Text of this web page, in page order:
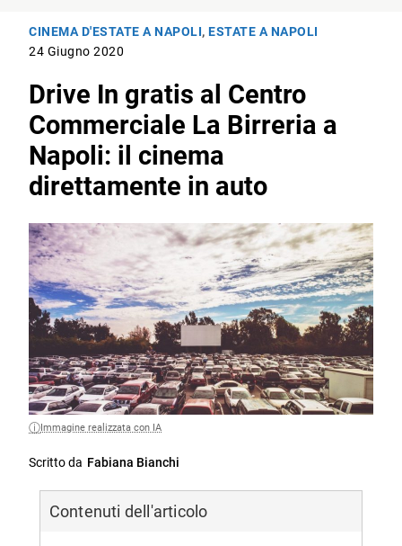
CINEMA D'ESTATE A NAPOLI,ESTATE A NAPOLI
24 Giugno 2020
Drive In gratis al Centro
Commerciale La Birreria a
Napoli: il cinema
direttamente in auto
Immagine realizzata con IA
Scritto da Fabiana Bianchi
Contenuti dell'articolo